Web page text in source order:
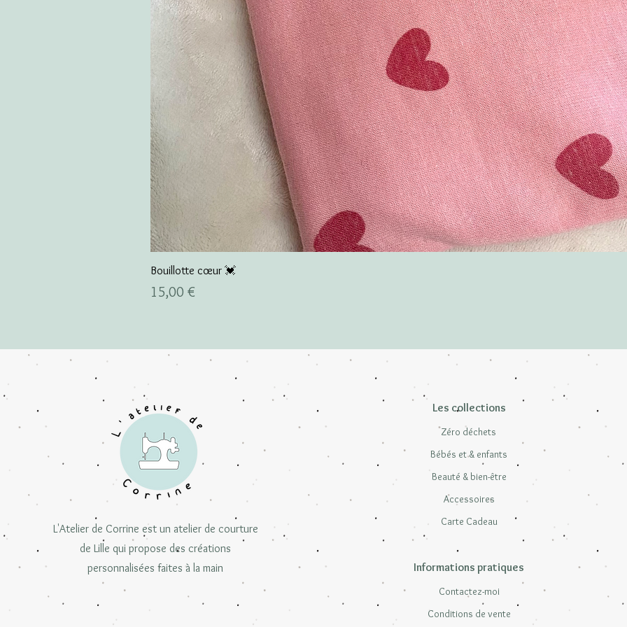
Bouillotte cœur 💓
Prix
15,00 €
L'Atelier de Corrine est un atelier de courture
de Lille qui propose des créations
personnalisées faites à la main
Les collections
Zéro déchets
Bébés et & enfants
Beauté & bien-être
Accessoires
Carte Cadeau
Informations pratiques
Contactez-moi
Conditions de vente